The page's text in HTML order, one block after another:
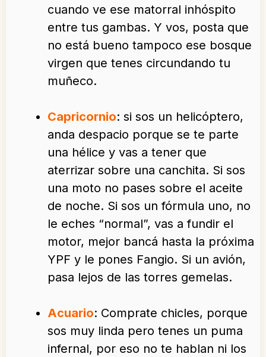
cuando ve ese matorral inhóspito
entre tus gambas. Y vos, posta que
no está bueno tampoco ese bosque
virgen que tenes circundando tu
muñeco.
Capricornio: si sos un helicóptero,
anda despacio porque se te parte
una hélice y vas a tener que
aterrizar sobre una canchita. Si sos
una moto no pases sobre el aceite
de noche. Si sos un fórmula uno, no
le eches “normal”, vas a fundir el
motor, mejor bancá hasta la próxima
YPF y le pones Fangio. Si un avión,
pasa lejos de las torres gemelas.
Acuario: Comprate chicles, porque
sos muy linda pero tenes un puma
infernal, por eso no te hablan ni los